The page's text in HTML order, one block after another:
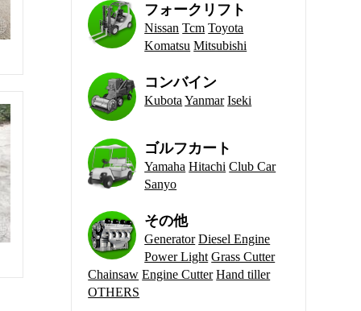
フォークリフト
Nissan Tcm Toyota
Komatsu Mitsubishi
コンバイン
Kubota Yanmar Iseki
ゴルフカート
Yamaha Hitachi Club Car
Sanyo
その他
Generator Diesel Engine
Power Light Grass Cutter
Chainsaw Engine Cutter Hand tiller
OTHERS